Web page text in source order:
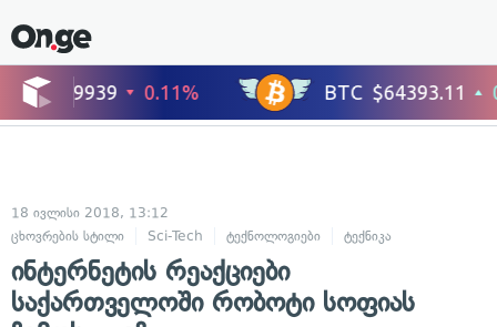
18 ივლისი 2018, 13:12
ცხოვრების სტილი
Sci-Tech ტექნოლოგიები ტექნიკა
ინტერნეტის რეაქციები
საქართველოში რობოტი სოფიას